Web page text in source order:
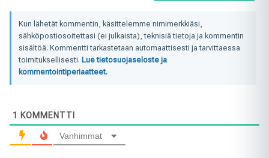
Kun lähetät kommentin, käsittelemme nimimerkkiäsi,
sähköpostiosoitettasi (ei julkaista), teknisiä tietoja ja kommentin
sisältöä. Kommentti tarkastetaan automaattisesti ja tarvittaessa
toimituksellisesti. Lue tietosuojaseloste ja
kommentointiperiaatteet.
1 KOMMENTTI
Vanhimmat